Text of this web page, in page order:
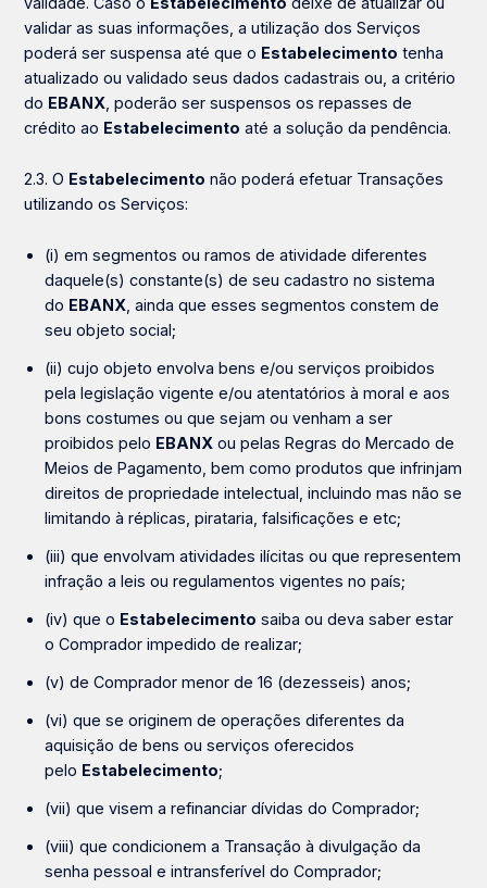
validar as suas informações, a utilização dos Serviços
poderá ser suspensa até que o Estabelecimento tenha
atualizado ou validado seus dados cadastrais ou, a critério
do EBANX , poderão ser suspensos os repasses de
crédito ao Estabelecimento até a solução da pendência.
2.3. O Estabelecimento não poderá efetuar Transações
utilizando os Serviços:
(i) em segmentos ou ramos de atividade diferentes
daquele(s) constante(s) de seu cadastro no sistema
do EBANX, ainda que esses segmentos constem de
seu objeto social;
(ii) cujo objeto envolva bens e/ou serviços proibidos
pela legislação vigente e/ou atentatórios à moral e aos
bons costumes ou que sejam ou venham a ser
proibidos pelo EBANXou pelas Regras do Mercado de
Meios de Pagamento, bem como produtos que infrinjam
direitos de propriedade intelectual, incluindo mas não se
limitando à réplicas, pirataria, falsificações e etc;
(iii) que envolvam atividades ilícitas ou que representem
infração a leis ou regulamentos vigentes no país;
(iv) que o Estabelecimento saiba ou deva saber estar
o Comprador impedido de realizar;
(v) de Comprador menor de 16 (dezesseis) anos;
(vi) que se originem de operações diferentes da
aquisição de bens ou serviços oferecidos
pelo Estabelecimento;
(vii) que visem a refinanciar dívidas do Comprador;
(viii) que condicionem a Transação à divulgação da
senha pessoal e intransferível do Comprador;